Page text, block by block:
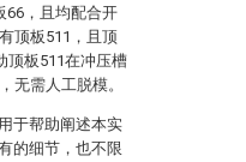
66，且均配合开
顶板511，且顶
顶板511在冲压槽
无需人工脱模。
于帮助阐述本实
的细节，也不限